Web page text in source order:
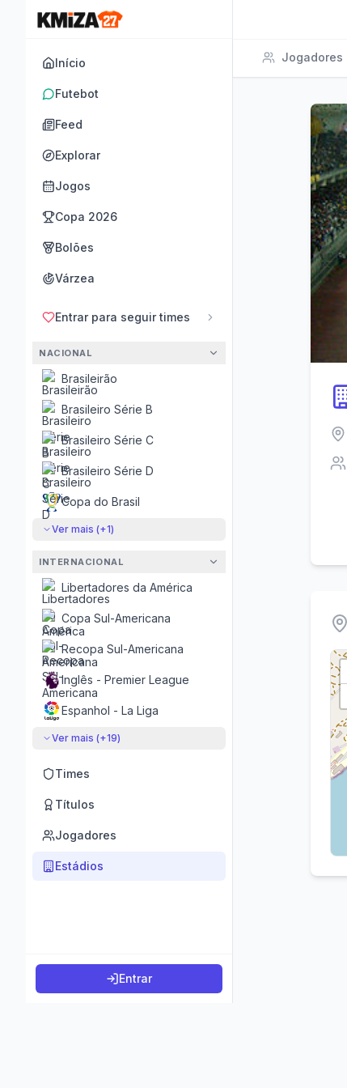
Início
Futebot
Feed
Explorar
Jogos
Copa 2026
Bolões
Várzea
Entrar para seguir times
NACIONAL
Brasileirão
Brasileiro Série B
Brasileiro Série C
Brasileiro Série D
Copa do Brasil
Ver mais (+1)
INTERNACIONAL
Libertadores da América
Copa Sul-Americana
Recopa Sul-Americana
Inglês - Premier League
Espanhol - La Liga
Ver mais (+19)
Times
Títulos
Jogadores
Estádios
Entrar
Jogadores